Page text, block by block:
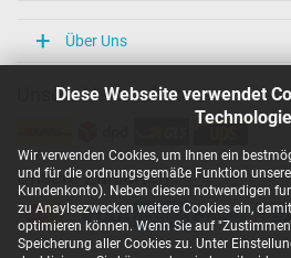
Diese Webseite verwendet
Wir verwenden Cookies, um Ihnen ein
und für die ordnungsgemäße Funktion
Kundenkonto). Neben diesen notwendigen
zu Anaylsezwecken weitere Cookies ein,
optimieren können. Wenn Sie auf
Speicherung aller Cookies zu. Unter
Über Uns
Unsere Versandarten
Unsere Zahlarten